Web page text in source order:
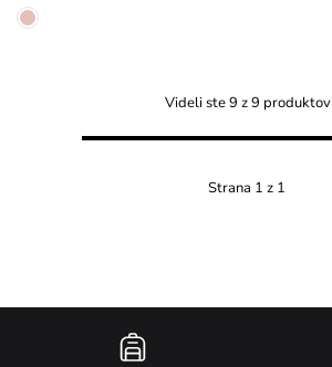
Videli ste 9 z 9 produktov
Strana 1 z 1